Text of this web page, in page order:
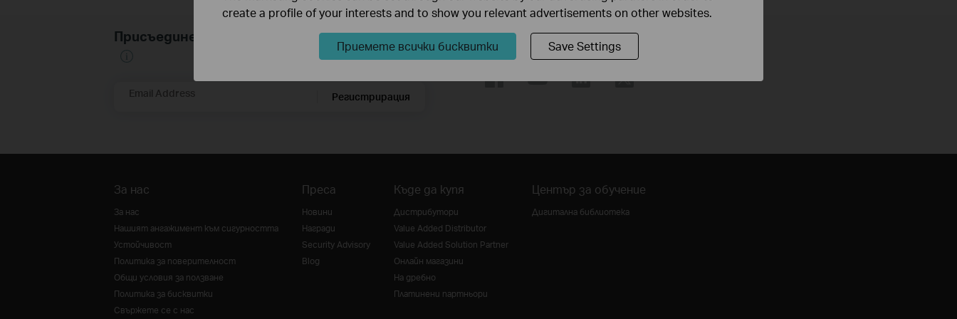
Присъединете се към TP-Link общността
Email Address Регистрирация
Следвайте ни
За нас
За нас
Нашият ангажимент към сигурността
Устойчивост
Политика за поверителност
Общи условия за ползване
Политика за бисквитки
Свържете се с нас
Преса
Новини
Награди
Security Advisory
Blog
Къде да купя
Дистрибутори
Value Added Distributor
Value Added Solution Partner
Онлайн магазини
На дребно
Платинени партньори
Център за обучение
Дигитална библиотека
create a profile of your interests and to show you relevant advertisements on other websites.
Приемете всички бисквитки Save Settings